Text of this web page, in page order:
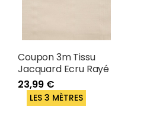
Coupon 3m Tissu
Jacquard Ecru Rayé
23,99 €
LES 3 MÈTRES